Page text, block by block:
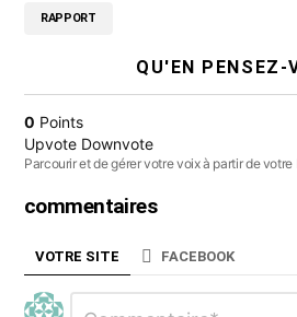
a
e
m
n
t
RAPPORT
QU'EN PENSEZ-
0 Points
Upvote Downvote
Parcourir et de gérer votre voix à partir de
commentaires
VOTRE SITE FACEBOOK
Laisser